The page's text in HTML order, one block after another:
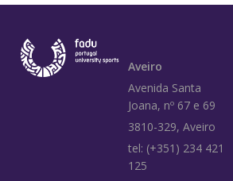
Aveiro
Avenida Santa
Joana, nº 67 e 69
3810-329, Aveiro
tel: (+351) 234 421
125